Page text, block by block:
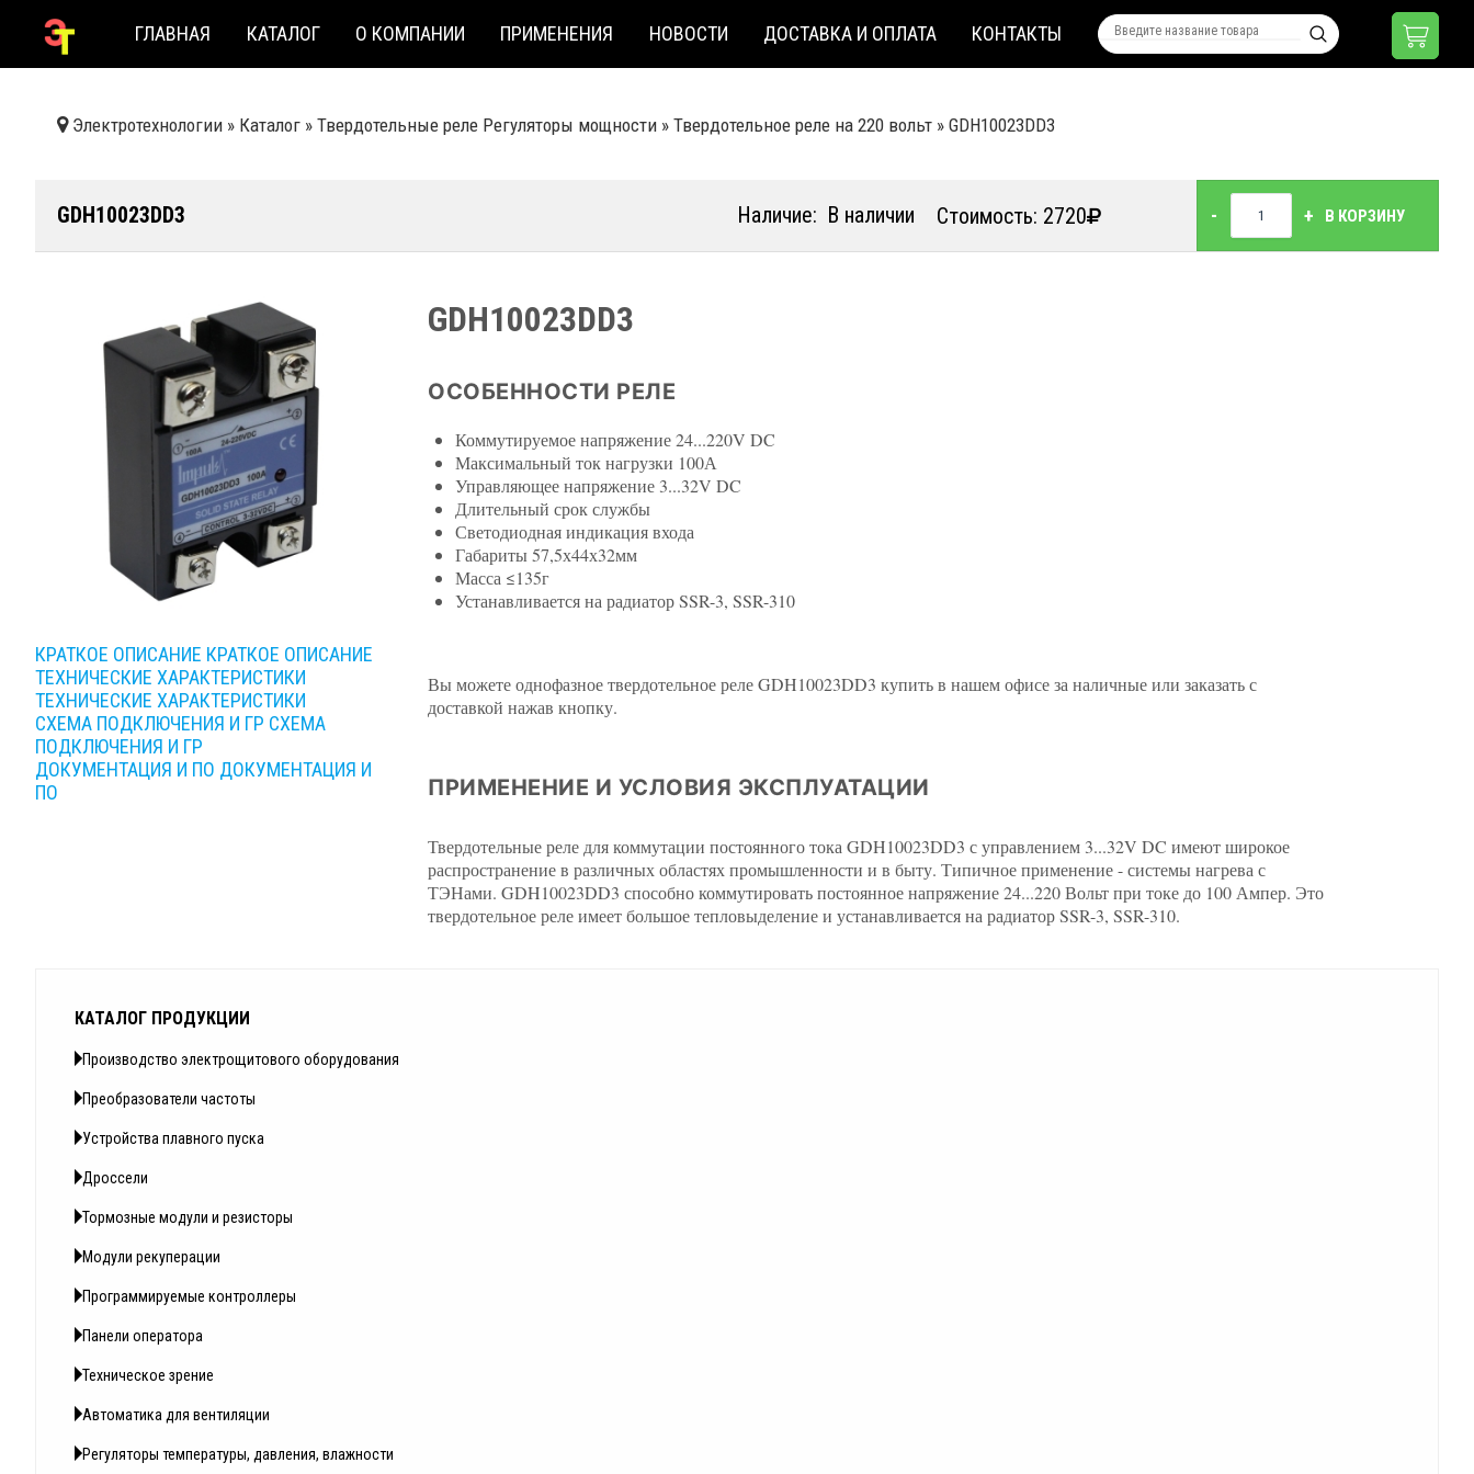
ГЛАВНАЯ КАТАЛОГ О КОМПАНИИ ПРИМЕНЕНИЯ НОВОСТИ ДОСТАВКА И ОПЛАТА КОНТАКТЫ
Электротехнологии » Каталог » Твердотельные реле Регуляторы мощности » Твердотельное реле на 220 вольт » GDH10023DD3
GDH10023DD3 Наличие: В наличии Стоимость: 2720 - + В КОРЗИНУ
КРАТКОЕ ОПИСАНИЕ КРАТКОЕ ОПИСАНИЕ
ТЕХНИЧЕСКИЕ ХАРАКТЕРИСТИКИ
ТЕХНИЧЕСКИЕ ХАРАКТЕРИСТИКИ
СХЕМА ПОДКЛЮЧЕНИЯ И ГР СХЕМА
ПОДКЛЮЧЕНИЯ И ГР
ДОКУМЕНТАЦИЯ И ПО ДОКУМЕНТАЦИЯ И
ПО
GDH10023DD3
ОСОБЕННОСТИ РЕЛЕ
Коммутируемое напряжение 24...220V DC
Максимальный ток нагрузки 100А
Управляющее напряжение 3...32V DC
Длительный срок службы
Светодиодная индикация входа
Габариты 57,5х44х32мм
Масса ≤135г
Устанавливается на радиатор SSR-3, SSR-310
Вы можете однофазное твердотельное реле GDH10023DD3 купить в нашем офисе за наличные или заказать с
доставкой нажав кнопку.
ПРИМЕНЕНИЕ И УСЛОВИЯ ЭКСПЛУАТАЦИИ
Твердотельные реле для коммутации постоянного тока GDH10023DD3 с управлением 3...32V DC имеют широкое
распространение в различных областях промышленности и в быту. Типичное применение - системы нагрева с
ТЭНами. GDH10023DD3 способно коммутировать постоянное напряжение 24...220 Вольт при токе до 100 Ампер. Это
твердотельное реле имеет большое тепловыделение и устанавливается на радиатор SSR-3, SSR-310.
КАТАЛОГ ПРОДУКЦИИ
Производство электрощитового оборудования
Преобразователи частоты
Устройства плавного пуска
Дроссели
Тормозные модули и резисторы
Модули рекуперации
Программируемые контроллеры
Панели оператора
Техническое зрение
Автоматика для вентиляции
Регуляторы температуры, давления, влажности